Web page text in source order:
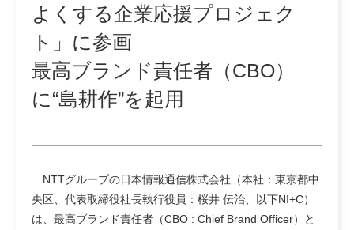
よくする企業応援プロジェク
ト」に参画
最高ブランド責任者（CBO）
に“島耕作”を起用
NTTグループの日本情報通信株式会社（本社：東京都中
央区、代表取締役社長執行役員：桜井 伝治、以下NI+C）
は、最高ブランド責任者（CBO : Chief Brand Officer）と